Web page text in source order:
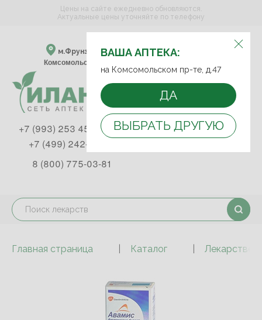
ВЫБЕРИТЕ АПТЕКУ:
м.Фрунзенская м.Спортивная
Комсомольский пр-т, д. 47
ВАША АПТЕКА:
на Комсомольском пр-те, д.47
ДА
ВЫБРАТЬ ДРУГУЮ
Цены на сайте ежедневно обновляются.
Актуальные цены уточняйте по телефону
+7 (993) 253 45 93
+7 (499) 242-90-85
8 (800) 775-03-81
Главная страница Каталог